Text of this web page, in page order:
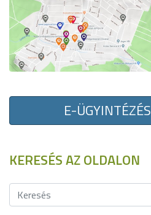
E-ÜGYINTÉZÉS
KERESÉS AZ OLDALON